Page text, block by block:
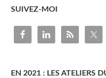
SUIVEZ-MOI
EN 2021 : LES ATELIERS